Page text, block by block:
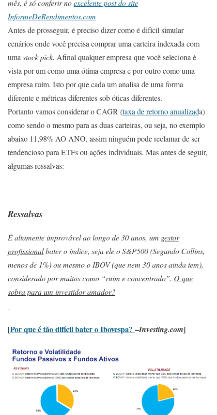
mês, é só conferir noexcelente post do site
InformeDeRendimentos.com
Antes de prosseguir, é preciso dizer como é difícil simular
cenários onde você precisa comprar uma carteira indexada com
uma stock pick. Afinal qualquer empresa que você seleciona é
vista por um como uma ótima empresa e por outro como uma
empresa ruim. Isto por que cada um analisa de uma forma
diferente e métricas diferentes sob óticas diferentes.
Portanto vamos considerar o CAGR (taxa de retorno anualizada)
como sendo o mesmo para as duas carteiras, ou seja, no exemplo
abaixo 11,98% AO ANO, assim ninguém pode reclamar de ser
tendencioso para ETFs ou ações individuais. Mas antes de seguir,
algumas ressalvas:
Ressalvas
É altamente improvável ao longo de 30 anos, um gestor
profissionalbater o índice, seja ele o S&P500 (Segundo Collins,
menos de 1%) ou mesmo o IBOV (que nem 30 anos ainda tem),
considerado por muitos como “ruim e concentrado”. O que
sobra para um investidor amador?
[Por que é tão difícil bater o Ibovespa? –Investing.com]